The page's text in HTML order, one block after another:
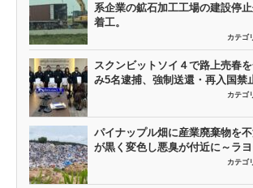
系企業の鉱石加工工場の建設停
着工。
カテゴ
スクンビットソイ４で路上売春
み5名逮捕、強制送還・再入国禁
カテゴ
パイナップル畑に産業廃棄物を
が黒く変色し悪臭が付近に～ラヨ
カテゴ